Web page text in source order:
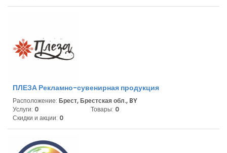
ПЛЕЗА Рекламно-сувенирная продукция
Расположение: Брест, Брестская обл., BY
Услуги: 0 Товары: 0
Скидки и акции: 0